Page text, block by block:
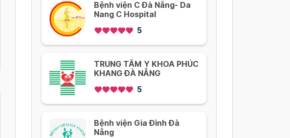
Bệnh viện C Đà Nẵng- Da
Nang C Hospital
5
TRUNG TÂM Y KHOA PHÚC
KHANG ĐÀ NẴNG
5
Bệnh viện Gia Đình Đà
Nẵng